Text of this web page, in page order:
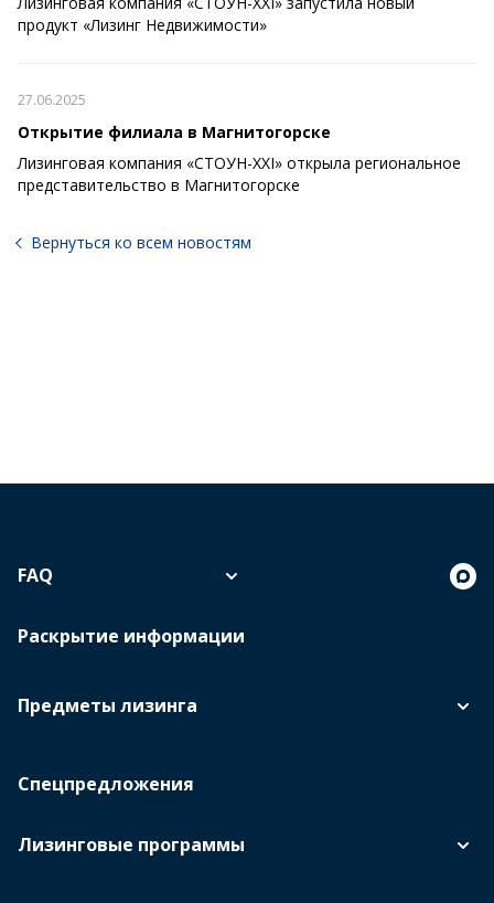
продукт «Лизинг Недвижимости»
27.06.2025
Открытие филиала в Магнитогорске
Лизинговая компания «СТОУН-XXI» открыла региональное
представительство в Магнитогорске
Вернуться ко всем новостям
Предметы лизинга
Спецпредложения
Лизинговые программы
FAQ
Раскрытие информации